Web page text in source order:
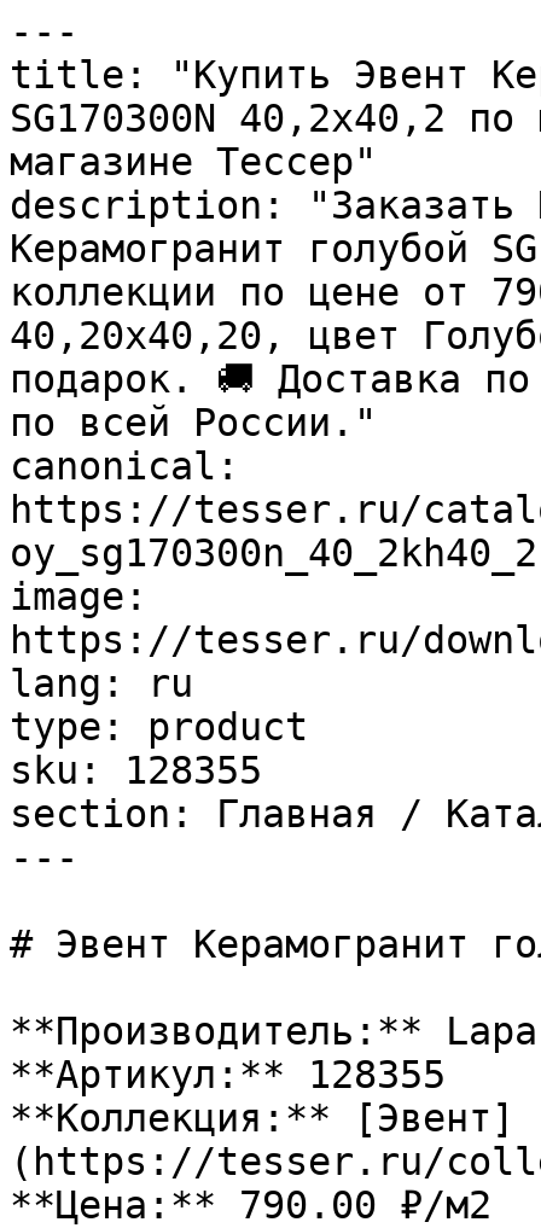
---
title: "Купить Эвент
SG170300N 40,2х40,2
магазине Тессер"
description: "Заказать
Керамогранит голубой
коллекции по цене от
40,20x40,20, цвет
подарок. 🚚 Доставка
по всей России."
canonical:
https://tesser.ru/
image:
https://tesser.ru/
lang: ru
type: product
sku: 128355
section: Главная /
---
# Эвент Керамогранит
**Производитель:**
**Артикул:** 128355
**Коллекция:** [Эвент]
(https://tesser.ru/
**Цена:** 790.00 ₽/м2